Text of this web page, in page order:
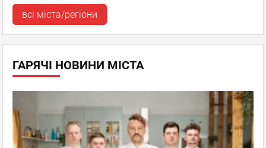
всі міста/регіони
ГАРЯЧІ НОВИНИ МІСТА